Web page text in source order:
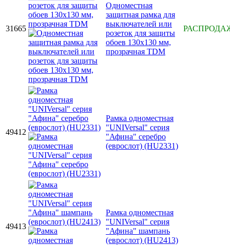
31665
Одноместная
защитная рамка для
выключателей или
розеток для защиты
обоев 130х130 мм,
прозрачная TDM
49412
Рамка одноместная
"UNIVersal" серия
"Афина" серебро
(еврослот) (HU2331)
49413
Рамка одноместная
"UNIVersal" серия
"Афина" шампань
(еврослот) (HU2413)